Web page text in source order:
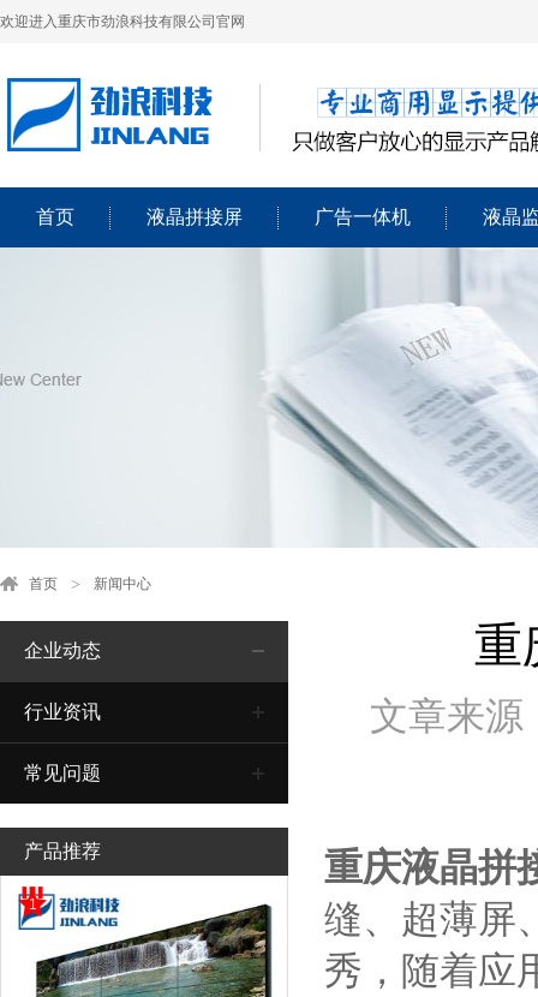
欢迎进入重庆市劲浪科技有限公司官网
首页 液晶拼接屏 广告一体机 液晶
首页 新闻中心
企业动态
行业资讯
常见问题
产品推荐
1
重
文章来源
重庆液晶拼
缝、超薄屏
秀，随着应